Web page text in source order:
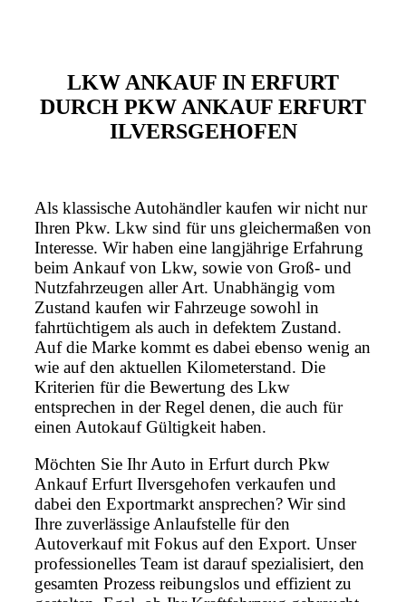
LKW ANKAUF IN ERFURT
DURCH PKW ANKAUF ERFURT
ILVERSGEHOFEN
Als klassische Autohändler kaufen wir nicht nur
Ihren Pkw. Lkw sind für uns gleichermaßen von
Interesse. Wir haben eine langjährige Erfahrung
beim Ankauf von Lkw, sowie von Groß- und
Nutzfahrzeugen aller Art. Unabhängig vom
Zustand kaufen wir Fahrzeuge sowohl in
fahrtüchtigem als auch in defektem Zustand.
Auf die Marke kommt es dabei ebenso wenig an
wie auf den aktuellen Kilometerstand. Die
Kriterien für die Bewertung des Lkw
entsprechen in der Regel denen, die auch für
einen Autokauf Gültigkeit haben.
Möchten Sie Ihr Auto in Erfurt durch Pkw
Ankauf Erfurt Ilversgehofen verkaufen und
dabei den Exportmarkt ansprechen? Wir sind
Ihre zuverlässige Anlaufstelle für den
Autoverkauf mit Fokus auf den Export. Unser
professionelles Team ist darauf spezialisiert, den
gesamten Prozess reibungslos und effizient zu